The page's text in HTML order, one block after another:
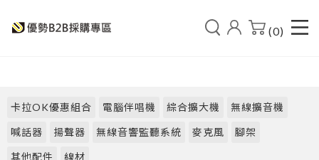
(0)
卡拉OK優惠組合 電腦伴唱機 綜合擴大機 無線擴音機
喊話器 揚聲器 無線音響監聽系統 麥克風 腳架
其他配件 線材